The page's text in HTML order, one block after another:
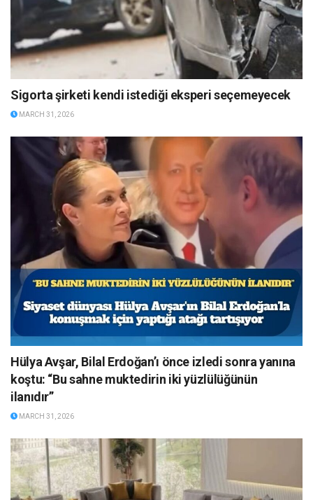
Sigorta şirketi kendi istediği eksperi seçemeyecek
MARCH 31, 2026
Hülya Avşar, Bilal Erdoğan’ı önce izledi sonra yanına
koştu: “Bu sahne muktedirin iki yüzlülüğünün
ilanıdır”
MARCH 31, 2026